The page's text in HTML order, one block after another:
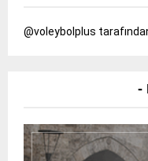
@voleybolplus
-